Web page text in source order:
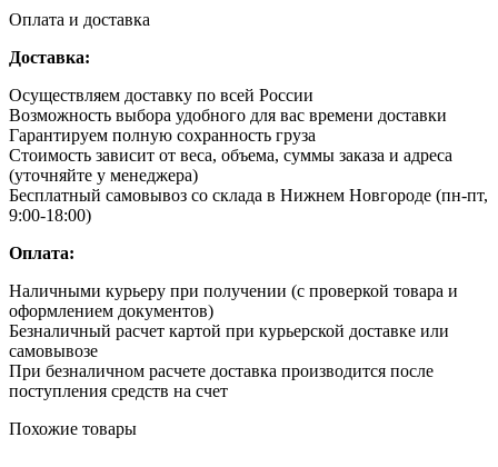
Оплата и доставка
Доставка:
Осуществляем доставку по всей России
Возможность выбора удобного для вас времени доставки
Гарантируем полную сохранность груза
Стоимость зависит от веса, объема, суммы заказа и адреса
(уточняйте у менеджера)
Бесплатный самовывоз со склада в Нижнем Новгороде (пн-пт,
9:00-18:00)
Оплата:
Наличными курьеру при получении (с проверкой товара и
оформлением документов)
Безналичный расчет картой при курьерской доставке или
самовывозе
При безналичном расчете доставка производится после
поступления средств на счет
Похожие товары